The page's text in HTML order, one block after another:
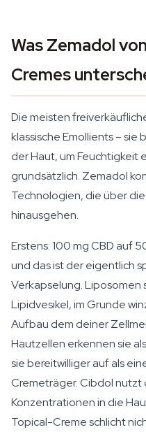
Was Zemadol
Cremes
Die meisten
klassische Emollients –
der Haut, um Feuchtigkeit
grundsätzlich. Zemadol
Technologien, die über
hinausgehen.
Erstens: 100 mg CBD auf
und das ist der eigentlich
Verkapselung. Liposomen
Lipidvesikel, im Grunde
Aufbau dem deiner
Hautzellen erkennen sie
sie bereitwilliger auf als
Cremeträger. Cibdol nutzt
Konzentrationen in die
Topical-Creme schlicht